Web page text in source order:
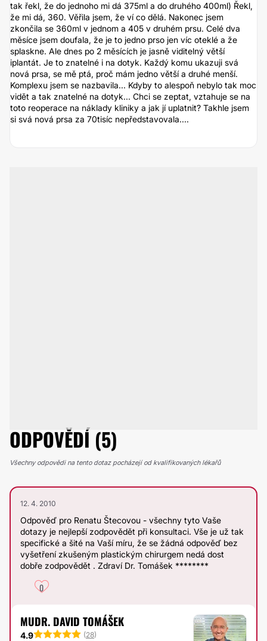
tak řekl, že do jednoho mi dá 375ml a do druhého 400ml) Řekl,
že mi dá, 360. Věřila jsem, že ví co dělá. Nakonec jsem
zkončila se 360ml v jednom a 405 v druhém prsu. Celé dva
měsíce jsem doufala, že je to jedno prso jen víc oteklé a že
splaskne. Ale dnes po 2 měsících je jasně viditelný větší
iplantát. Je to znatelné i na dotyk. Každý komu ukazuji svá
nová prsa, se mě ptá, proč mám jedno větší a druhé menší.
Komplexu jsem se nazbavila... Kdyby to alespoň nebylo tak moc
vidět a tak znatelné na dotyk... Chci se zeptat, vztahuje se na
toto reoperace na náklady kliniky a jak jí uplatnit? Takhle jsem
si svá nová prsa za 70tisíc nepředstavovala....
ODPOVĚDÍ (5)
Všechny odpovědi na tento dotaz pocházejí od kvalifikovaných lékařů
12. 4. 2010
Odpověď pro Renatu Štecovou - všechny tyto Vaše
dotazy je nejlepší zodpovědět při konsultaci. Vše je už tak
specifické a šité na Vaší míru, že se žádná odpověď bez
vyšetření zkušeným plastickým chirurgem nedá dost
dobře zodpovědět . Zdraví Dr. Tomášek ********
0
MUDR. DAVID TOMÁŠEK
4.9 (28)